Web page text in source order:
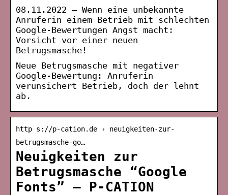
08.11.2022 — Wenn eine unbekannte
Anruferin einem Betrieb mit schlechten
Google-Bewertungen Angst macht:
Vorsicht vor einer neuen
Betrugsmasche!
Neue Betrugsmasche mit negativer
Google-Bewertung: Anruferin
verunsichert Betrieb, doch der lehnt
ab.
http s://p-cation.de › neuigkeiten-zur-
betrugsmasche-go…
Neuigkeiten zur
Betrugsmasche “Google
Fonts” – P-CATION